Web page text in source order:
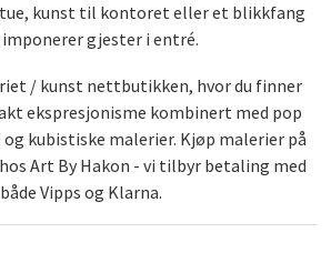
kunst til kontoret eller et blikkfang
gjester i entré.
/ kunst nettbutikken, hvor du finner
ekspresjonisme kombinert med pop
kubistiske malerier. Kjøp malerier på
Art By Hakon - vi tilbyr betaling med
både Vipps og Klarna.